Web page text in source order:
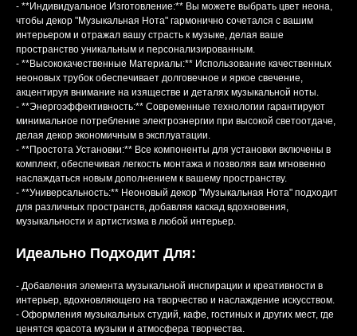
- **Индивидуальное Изготовление:** Вы можете выбрать цвет неона,
чтобы декор "Музыкальная Нота" гармонично сочетался с вашим
интерьером и отражал вашу страсть к музыке, делая ваше
пространство уникальным и персонализированным.
- **Высококачественные Материалы:** Использование качественных
неоновых трубок обеспечивает долговечное и яркое свечение,
акцентируя внимание на изяществе и деталях музыкальной ноты.
- **Энергоэффективность:** Современные технологии гарантируют
минимальное потребление электроэнергии при высокой светоотдаче,
делая декор экономичным в эксплуатации.
- **Простота Установки:** Все компоненты для установки включены в
комплект, обеспечивая легкость монтажа и позволяя вам мгновенно
наслаждаться новым дополнением к вашему пространству.
- **Универсальность:** Неоновый декор "Музыкальная Нота" подходит
для различных пространств, добавляя каскад вдохновения,
музыкальности и артистизма в любой интерьер.
Идеально Подходит Для:
- Добавления элемента музыкальной инспирации и креативности в
интерьер, вдохновляющего на творчество и наслаждение искусством.
- Оформления музыкальных студий, кафе, гостиных и других мест, где
ценятся красота музыки и атмосфера творчества.